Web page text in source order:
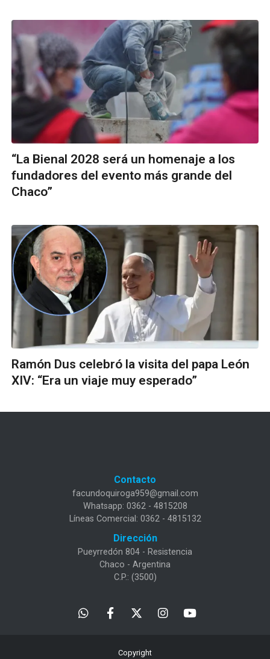
“La Bienal 2028 será un homenaje a los
fundadores del evento más grande del
Chaco”
Ramón Dus celebró la visita del papa León
XIV: “Era un viaje muy esperado”
Contacto
facundoquiroga959@gmail.com
Whatsapp: 0362 - 4815208
Líneas Comercial: 0362 - 4815132
Dirección
Pueyrredón 804 - Resistencia
Chaco - Argentina
C.P.: (3500)
Copyright